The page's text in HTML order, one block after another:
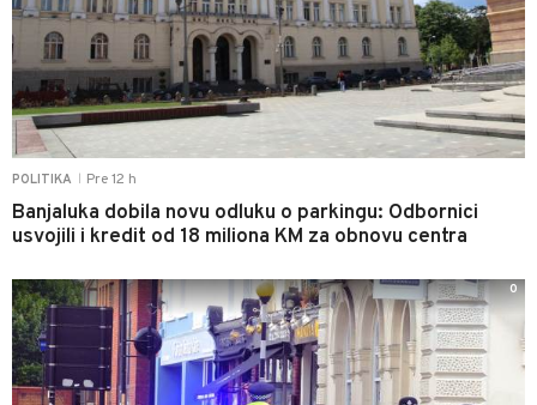
POLITIKA Pre 12 h
Banjaluka dobila novu odluku o parkingu: Odbornici
usvojili i kredit od 18 miliona KM za obnovu centra
0